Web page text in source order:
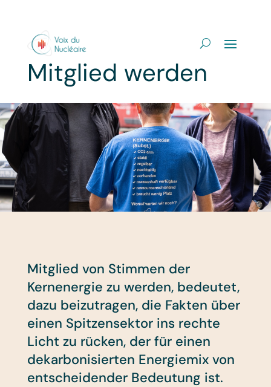
Mitglied werden
Mitglied von Stimmen der
Kernenergie zu werden, bedeutet,
dazu beizutragen, die Fakten über
einen Spitzensektor ins rechte
Licht zu rücken, der für einen
dekarbonisierten Energiemix von
entscheidender Bedeutung ist.